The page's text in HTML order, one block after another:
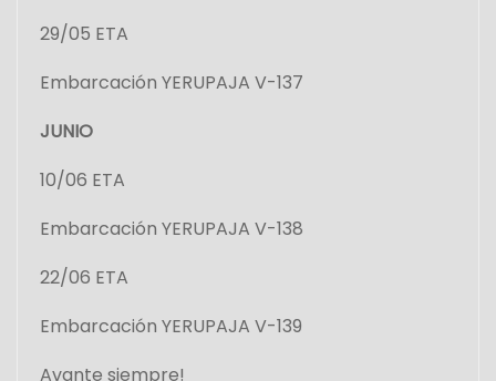
29/05 ETA
Embarcación YERUPAJA V-137
JUNIO
10/06 ETA
Embarcación YERUPAJA V-138
22/06 ETA
Embarcación YERUPAJA V-139
Avante siempre!